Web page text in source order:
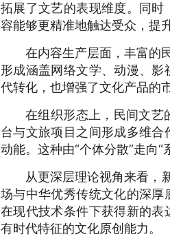
拓展了文艺的表现维度。同
容能够更精准地触达受众，提
在内容生产层面，丰富的
形成涵盖网络文学、动漫、
代转化，也增强了文化产品的
在组织形态上，民间文艺
台与文旅项目之间形成多维
动能。这种由“个体分散”走向
从更深层理论视角来看，
场与中华优秀传统文化的深
在现代技术条件下获得新的
有时代特征的文化原创能力。